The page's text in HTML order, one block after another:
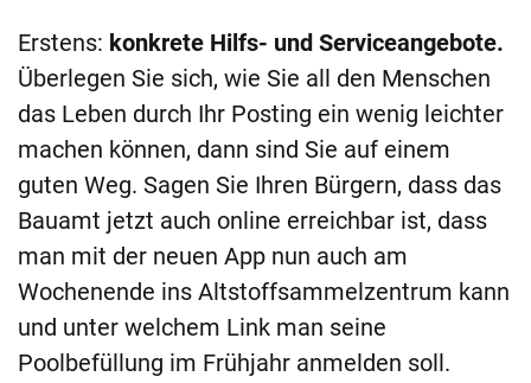
Erstens: konkrete Hilfs- und Serviceangebote.
Überlegen Sie sich, wie Sie all den Menschen
das Leben durch Ihr Posting ein wenig leichter
machen können, dann sind Sie auf einem
guten Weg. Sagen Sie Ihren Bürgern, dass das
Bauamt jetzt auch online erreichbar ist, dass
man mit der neuen App nun auch am
Wochenende ins Altstoffsammelzentrum kann
und unter welchem Link man seine
Poolbefüllung im Frühjahr anmelden soll.